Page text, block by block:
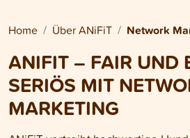
Home Über ANiFiT Network
ANIFIT – FAIR UND
SERIÖS MIT
MARKETING